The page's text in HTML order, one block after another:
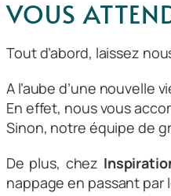
VOUS
Tout d’abord, laissez
A l’aube d’une nouvelle
En effet, nous vous
Sinon, notre équipe de
De plus, chez
nappage en passant par